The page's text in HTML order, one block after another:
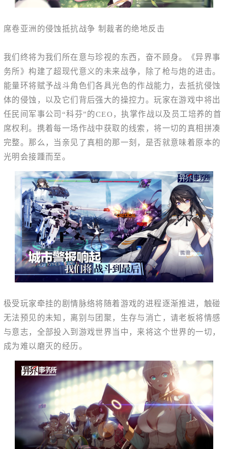
席卷亚洲的侵蚀抵抗战争 制裁者的绝地反击
我们终将为我们所在意与珍视的东西，奋不顾身。《异界事
务所》构建了超现代意义的未来战争，除了枪与炮的进击。
能量环将赋予战斗角色们各具光色的作战能力，去抵抗侵蚀
体的侵蚀，以及它们背后强大的操控力。玩家在游戏中将出
任民间军事公司“科芬”的CEO，执掌作战以及员工培养的首
席权利。携着每一场作战中获取的线索，将一切的真相拼凑
完整。那么，当亲见了真相的那一刻，是否就意味着原本的
光明会接踵而至。
极受玩家牵挂的剧情脉络将随着游戏的进程逐渐推进，触碰
无法预见的未知，离别与团聚，生存与消亡，请老板将情感
与意志，全部投入到游戏世界当中，来将这个世界的一切，
成为难以磨灭的经历。